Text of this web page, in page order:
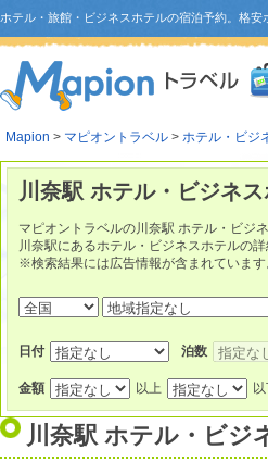
ホテル・旅館・ビジネスホテルの宿泊予約。格安
Mapion > マピオントラベル > ホテル・ビジ
川奈駅 ホテル・ビジネ
マピオントラベルの川奈駅 ホテル・ビジ
川奈駅にあるホテル・ビジネスホテルの
※検索結果には広告情報が含まれています
日付 泊数
金額 以上
川奈駅 ホテル・ビジ